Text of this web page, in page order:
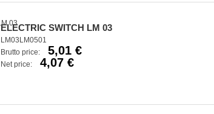
ELECTRIC SWITCH LM 03
LM03LM0501
Brutto price:
5,01 €
Net price: 4,07 €